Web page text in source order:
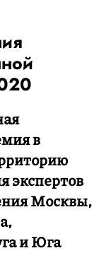
в
экспертов
Москвы,
и Юга